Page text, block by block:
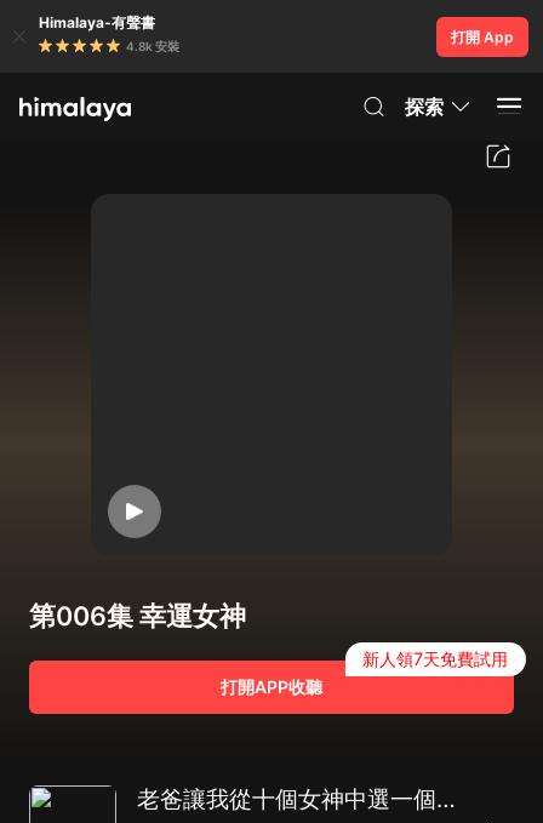
Himalaya-有聲書
4.8k 安裝
打開 App
探索
第006集 幸運女神
打開APP收聽
新人領7天免費試用
老爸讓我從十個女神中選一個結婚|破億漫畫|VIP免